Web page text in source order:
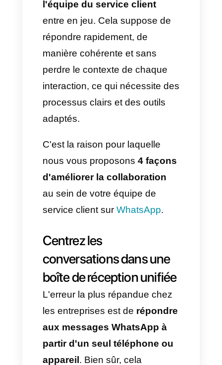
Mais qu'en est-il des
entreprises qui gèrent des
centaines de conversations
quotidiennessur WhatsApp ?
C'est là que les choses
deviennent vraiment difficiles et
que la collaboration de
l'équipe du service client
entre en jeu. Cela suppose de
manière cohérente et sans
perdre le contexte de chaque
interaction, ce qui nécessite des
processus clairs et des outils
C'est la raison pour laquelle